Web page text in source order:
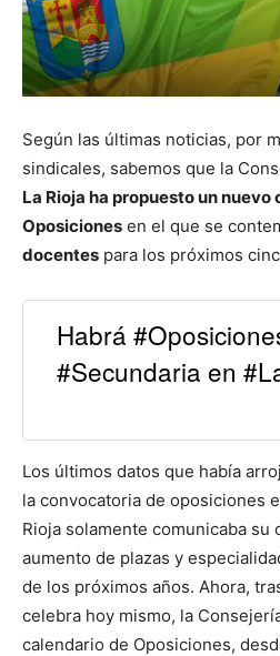
Según las últimas noticias, por
sindicales, sabemos que la
La Rioja ha propuesto un
Oposiciones en el que se
docentes para los próximos
Habrá
#Secundaria en
Los últimos datos que había
la convocatoria de oposiciones
Rioja solamente comunicaba su
aumento de plazas y
de los próximos años. Ahora,
celebra hoy mismo, la
calendario de Oposiciones,